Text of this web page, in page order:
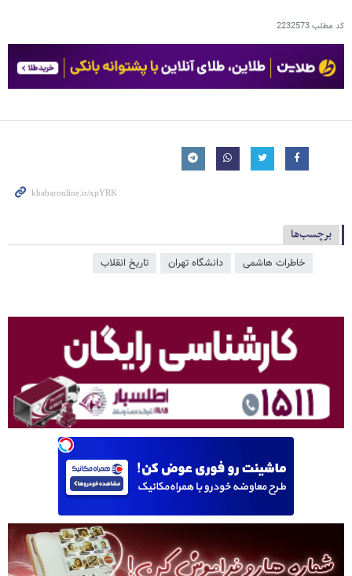
کد مطلب2232573
برچسب‌ها
خاطرات هاشمی دانشگاه تهران تاریخ انقلاب